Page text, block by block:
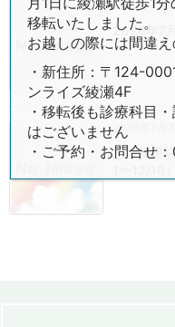
2026年7月
2026年7
2026年7月7
患者様用
移転いたしました。
お越しの際には間違
・新住所：〒124-
ンライズ綾瀬4F
・移転後も診療科目
はございません
・ご予約・お問合せ